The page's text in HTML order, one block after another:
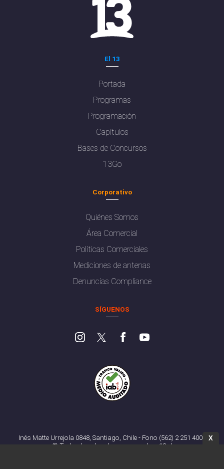
El 13
Portada
Programas
Programación
Capítulos
Bases de Concursos
13Go
Corporativo
Quiénes Somos
Área Comercial
Políticas Comerciales
Mediciones de antenas
Denuncias Compliance
SÍGUENOS
Inés Matte Urrejola 0848, Santiago, Chile - Fono (562) 2 251 4000
© Todos los derechos reservados. 13.cl
X